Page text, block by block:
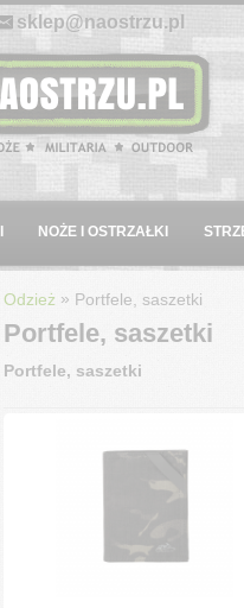
E-mail:
sklep@naostrzu.pl
NOŻE I OSTRZAŁKI
Odzież » Portfele, saszetki
Portfele, saszetki
Portfele, saszetki